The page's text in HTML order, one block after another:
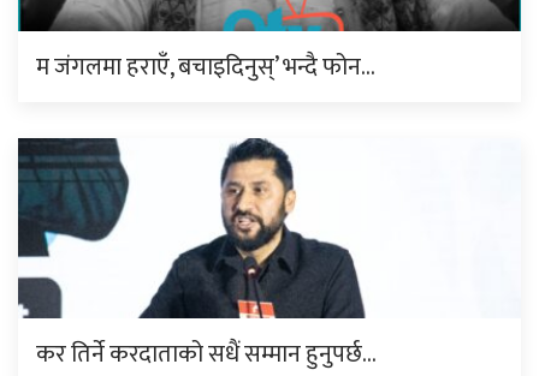
म जंगलमा हराएँ, बचाइदिनुस्’ भन्दै फोन…
कर तिर्ने करदाताको सधैं सम्मान हुनुपर्छ…